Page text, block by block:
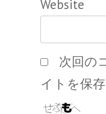
Website
次回の
イトを保存